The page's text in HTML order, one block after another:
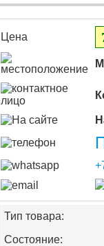
Цена
Тип товара:
Состояние: